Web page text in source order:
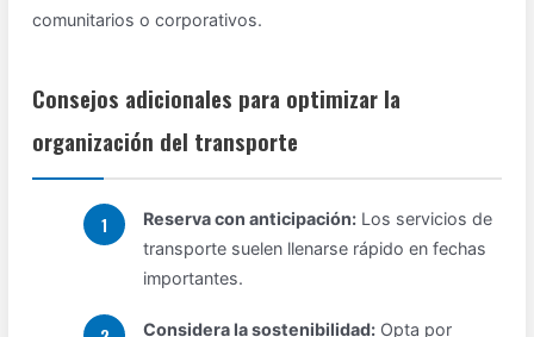
comunitarios o corporativos.
Consejos adicionales para optimizar la
organización del transporte
Reserva con anticipación: Los servicios de
transporte suelen llenarse rápido en fechas
importantes.
Considera la sostenibilidad: Opta por